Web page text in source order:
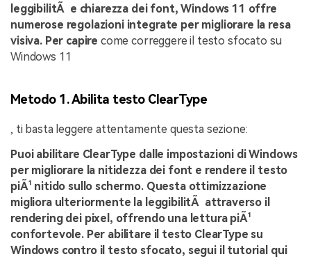
leggibilitÃ e chiarezza dei font, Windows 11 offre
numerose regolazioni integrate per migliorare la resa
visiva. Per capire come correggere il testo sfocato su
Windows 11
Metodo 1. Abilita testo ClearType
, ti basta leggere attentamente questa sezione:
Puoi abilitare ClearType dalle impostazioni di Windows
per migliorare la nitidezza dei font e rendere il testo
piÃ¹ nitido sullo schermo. Questa ottimizzazione
migliora ulteriormente la leggibilitÃ attraverso il
rendering dei pixel, offrendo una lettura piÃ¹
confortevole. Per abilitare il testo ClearType su
Windows contro il testo sfocato, segui il tutorial qui